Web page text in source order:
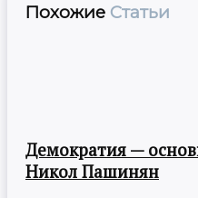
Похожие Статьи
Демократия —
Никол Пашинян